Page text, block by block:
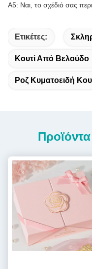
Α5: Ναι, το σχέδιό σας
Ετικέτες:
Κουτί Από Βελούδο
Ροζ Κυματοειδή
Προϊόντα